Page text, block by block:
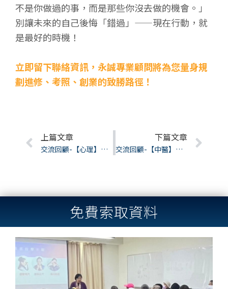
不是你做過的事，而是那些你沒去做的機會。」
別讓未來的自己後悔「錯過」——現在行動，就
是最好的時機！
立即留下聯絡資訊，永誠專業顧問將為您量身規
劃進修、考照、創業的致勝路徑！
Prev
上篇文章
交流回顧-【心理】多元牌卡應用諮詢技巧
下篇文章
交流回顧-【中醫】中醫生理模型之臨床分析
免費索取資料